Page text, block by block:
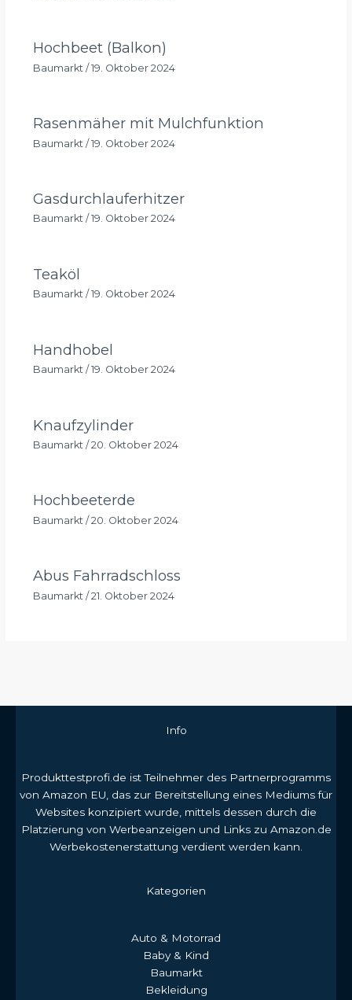
Hochbeet (Balkon)
Baumarkt / 19. Oktober 2024
Rasenmäher mit Mulchfunktion
Baumarkt /19. Oktober 2024
Gasdurchlauferhitzer
Baumarkt/ 19. Oktober 2024
Teaköl
Baumarkt/ 19. Oktober 2024
Handhobel
Baumarkt/ 19. Oktober 2024
Knaufzylinder
Baumarkt / 20. Oktober 2024
Hochbeeterde
Baumarkt /20. Oktober 2024
Abus Fahrradschloss
Baumarkt /21. Oktober 2024
Info
Produkttestprofi.de ist Teilnehmer des Partnerprogramms
von Amazon EU, das zur Bereitstellung eines Mediums für
Websites konzipiert wurde, mittels dessen durch die
Platzierung von Werbeanzeigen und Links zu Amazon.de
Werbekostenerstattung verdient werden kann.
Kategorien
Auto & Motorrad
Baby & Kind
Baumarkt
Bekleidung